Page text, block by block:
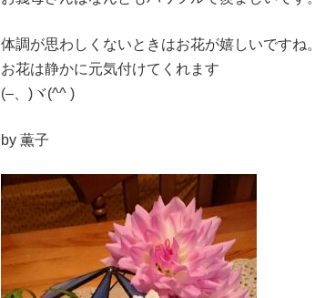
体調が思わしくないときはお花が嬉しいですね。
お花は静かに元気付けてくれます
(–、)ヾ(^^ )
by 薫子